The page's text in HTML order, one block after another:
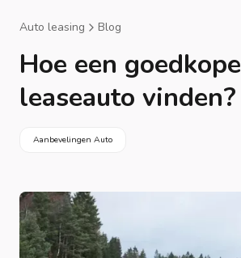
Auto leasing Blog
Hoe een goedkope
leaseauto vinden?
Aanbevelingen Auto